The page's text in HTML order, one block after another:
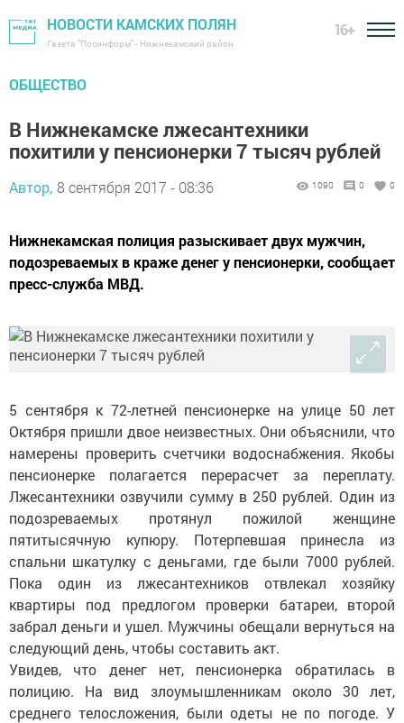
НОВОСТИ КАМСКИХ ПОЛЯН
Газета "Посинформ" - Нижнекамский район
16+
ОБЩЕСТВО
В Нижнекамске лжесантехники
похитили у пенсионерки 7 тысяч рублей
Автор, 8 сентября 2017 - 08:36 1090 0 0
Нижнекамская полиция разыскивает двух мужчин,
подозреваемых в краже денег у пенсионерки, сообщает
пресс-служба МВД.
5 сентября к 72-летней пенсионерке на улице 50 лет
Октября пришли двое неизвестных. Они объяснили, что
намерены проверить счетчики водоснабжения. Якобы
пенсионерке полагается перерасчет за переплату.
Лжесантехники озвучили сумму в 250 рублей. Один из
подозреваемых протянул пожилой женщине
пятитысячную купюру. Потерпевшая принесла из
спальни шкатулку с деньгами, где были 7000 рублей.
Пока один из лжесантехников отвлекал хозяйку
квартиры под предлогом проверки батареи, второй
забрал деньги и ушел. Мужчины обещали вернуться на
следующий день, чтобы составить акт.
Увидев, что денег нет, пенсионерка обратилась в
полицию. На вид злоумышленникам около 30 лет,
среднего телосложения, были одеты не по погоде. У